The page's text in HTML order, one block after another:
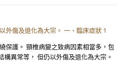
外傷及退化為大宗。 一、臨床症狀 1
保護。 頸椎病變之致病因素相當多，包
異常等， 但仍以外傷及退化為大宗。